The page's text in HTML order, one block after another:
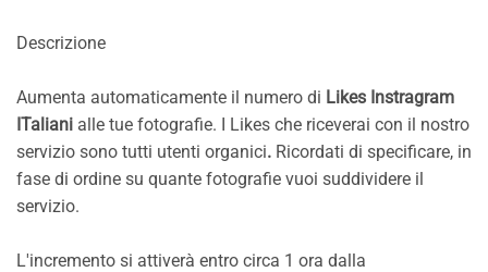
Descrizione
Aumenta automaticamente il numero di Likes Instragram
ITaliani alle tue fotografie. I Likes che riceverai con il nostro
servizio sono tutti utenti organici. Ricordati di specificare, in
fase di ordine su quante fotografie vuoi suddividere il
servizio.
L'incremento si attiverà entro circa 1 ora dalla